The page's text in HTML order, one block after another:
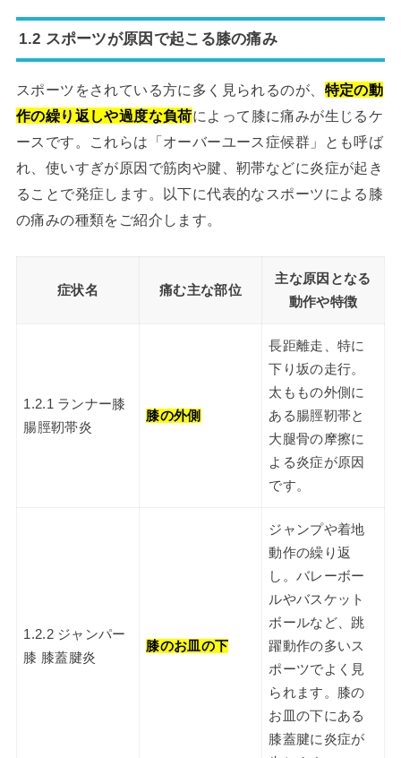
1.2 スポーツが原因で起こる膝の痛み
スポーツをされている方に多く見られるのが、 特定の動
作の繰り返しや過度な負荷によって膝に痛みが生じるケ
ースです。これらは「オーバーユース症候群」とも呼ば
れ、使いすぎが原因で筋肉や腱、靭帯などに炎症が起き
ることで発症します。以下に代表的なスポーツによる膝
の痛みの種類をご紹介します。
症状名 痛む主な部位
主な原因となる
動作や特徴
1.2.1 ランナー膝
腸脛靭帯炎
膝の外側
長距離走、特に
下り坂の走行。
太ももの外側に
ある腸脛靭帯と
大腿骨の摩擦に
よる炎症が原因
です。
1.2.2 ジャンパー
膝 膝蓋腱炎
膝のお皿の下
ジャンプや着地
動作の繰り返
し。バレーボー
ルやバスケット
ボールなど、跳
躍動作の多いス
ポーツでよく見
られます。膝の
お皿の下にある
膝蓋腱に炎症が